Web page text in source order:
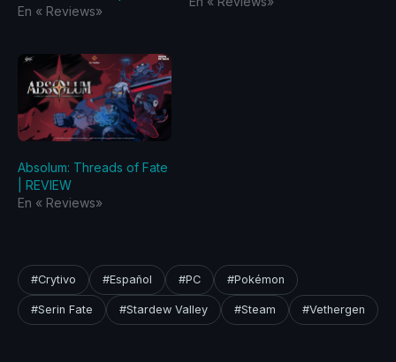
En «‎ Reviews‎»
Absolum: Threads of Fate
| REVIEW
En «‎ Reviews‎»
#Crytivo #Español #PC #Pokémon
#Serin Fate #Stardew Valley #Steam #Vethergen